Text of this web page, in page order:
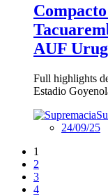
AUF
Full highlights
Estadio
24/09/25
1
2
3
4